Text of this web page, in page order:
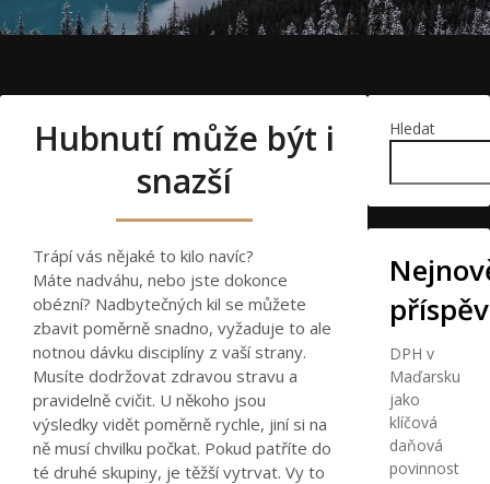
Hubnutí může být i
snazší
Trápí vás nějaké to kilo navíc?
Máte nadváhu, nebo jste dokonce
obézní? Nadbytečných kil se můžete
zbavit poměrně snadno, vyžaduje to ale
notnou dávku disciplíny z vaší strany.
Musíte dodržovat zdravou stravu a
pravidelně cvičit. U někoho jsou
výsledky vidět poměrně rychle, jiní si na
ně musí chvilku počkat. Pokud patříte do
té druhé skupiny, je těžší vytrvat. Vy to
Hledat
DPH v
Maďarsku
jako
klíčová
daňová
povinnost